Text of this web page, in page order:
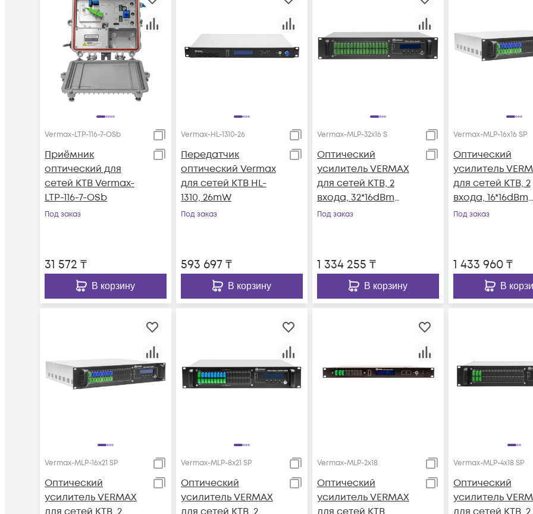
Vermax-LTP-116-7-OSb
Приёмник
оптический для
сетей КТВ Vermax-
LTP-116-7-OSb
Под заказ
31 572 ₸
В корзину
Vermax-HL-1310-26
Передатчик
оптический Vermax
для сетей КТВ HL-
1310, 26mW
Под заказ
593 697₸
В корзину
Vermax-MLP-32x16 S
Оптический
усилитель VERMAX
для сетей КТВ, 2
входа, 32*16dBm
выхода
Под заказ
1 334 255 ₸
В корзину
Vermax-MLP-16x16 SP
Оптический
усилитель
для сетей КТВ, 2
входа, 16*16dBm
выхода, WDM
Под заказ
1 433 960₸
В
Vermax-MLP-16x21 SP
Оптический
усилитель VERMAX
Vermax-MLP-8x21 SP
Оптический
усилитель VERMAX
Vermax-MLP-2x18
Оптический
усилитель VERMAX
Vermax-MLP-4x18 SP
Оптический
усилитель